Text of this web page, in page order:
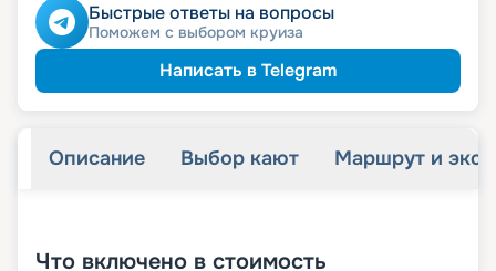
Быстрые ответы на вопросы
Поможем с выбором круиза
Написать в Telegram
Описание Выбор кают Маршрут и
Что включено в стоимость